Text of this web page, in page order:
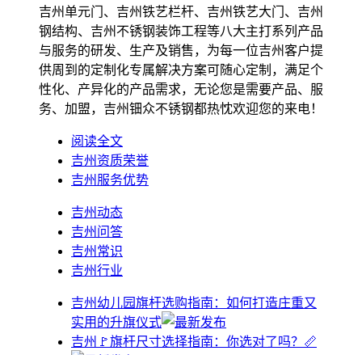
吉州单元门、吉州铁艺栏杆、吉州铁艺大门、吉州
钢结构、吉州不锈钢装饰工程等八大主打系列产品
与服务的研发、生产及销售，为每一位吉州客户提
供周到的定制化专属解决方案可随心定制，满足个
性化、产异化的产品需求，无论您是需要产品、服
务、加盟，吉州钿众不锈钢都热忱欢迎您的来电！
阅读全文
吉州资质荣誉
吉州服务优势
吉州动态
吉州问答
吉州常识
吉州行业
吉州幼儿园旗杆选购指南：如何打造庄重又
实用的升旗仪式
吉州🚩旗杆尺寸选择指南：你选对了吗？📏